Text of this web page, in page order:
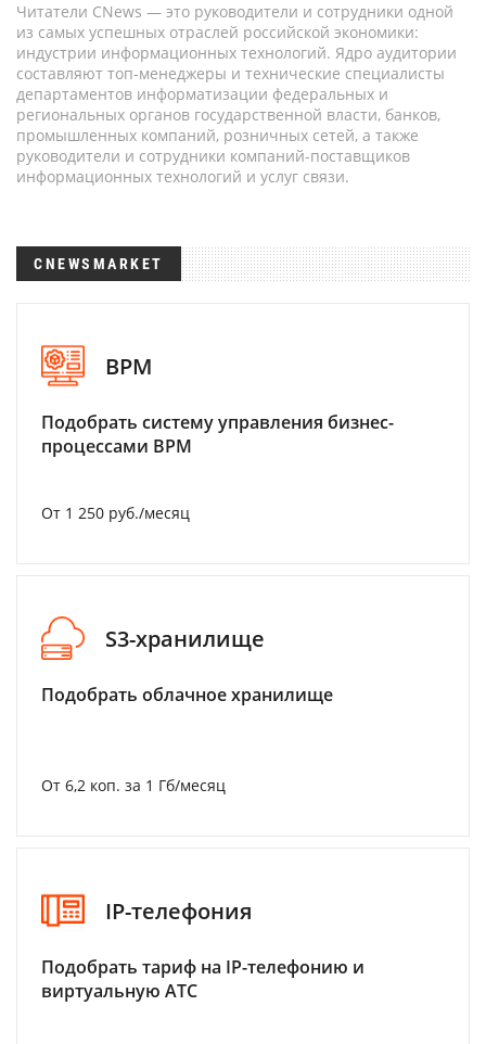
Читатели CNews — это руководители и сотрудники одной
из самых успешных отраслей российской экономики:
индустрии информационных технологий. Ядро аудитории
составляют топ-менеджеры и технические специалисты
департаментов информатизации федеральных и
региональных органов государственной власти, банков,
промышленных компаний, розничных сетей, а также
руководители и сотрудники компаний-поставщиков
информационных технологий и услуг связи.
CNEWSMARKET
BPM
Подобрать систему управления бизнес-
процессами BPM
От 1 250 руб./месяц
S3-хранилище
Подобрать облачное хранилище
От 6,2 коп. за 1 Гб/месяц
IP-телефония
Подобрать тариф на IP-телефонию и
виртуальную АТС